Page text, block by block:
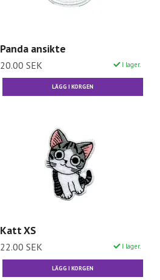
Panda ansikte
20.00 SEK I lager.
Katt XS
22.00 SEK I lager.